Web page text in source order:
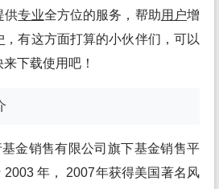
供专业全方位的服务，帮助用户增
，有这方面打算的小伙伴们，可以
来下载使用吧！
基金销售有限公司旗下基金销售平
2003 年， 2007年获得美国著名风